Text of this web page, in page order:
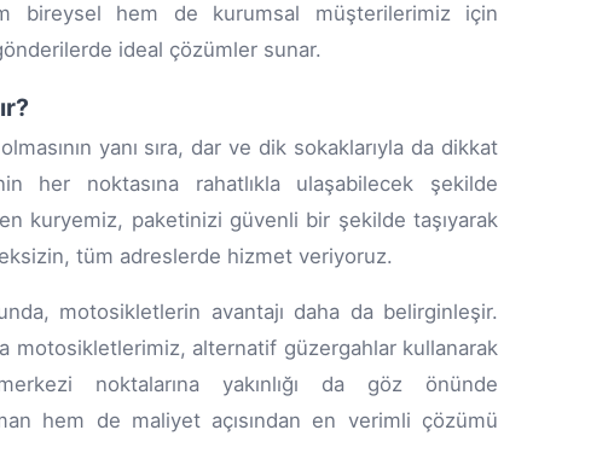
bireysel hem de kurumsal müşterilerimiz için
ideal çözümler sunar.
yanı sıra, dar ve dik sokaklarıyla da dikkat
her noktasına rahatlıkla ulaşabilecek şekilde
kuryemiz, paketinizi güvenli bir şekilde taşıyarak
tüm adreslerde hizmet veriyoruz.
motosikletlerin avantajı daha da belirginleşir.
motosikletlerimiz, alternatif güzergahlar kullanarak
noktalarına yakınlığı da göz önünde
hem de maliyet açısından en verimli çözümü